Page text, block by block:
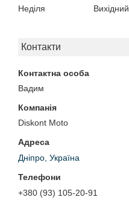
Неділя
Вихідний
Контакти
Вадим
Diskont Moto
Дніпро, Україна
+380 (93) 105-20-91